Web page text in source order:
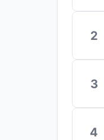
2
3
4